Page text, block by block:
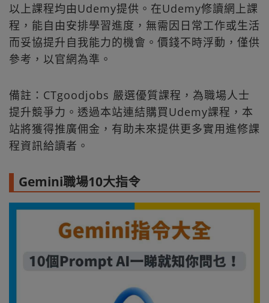
以上課程均由Udemy提供。在Udemy修讀網上課
程，能自由安排學習進度，無需因日常工作或生活
而妥協提升自我能力的機會。價錢不時浮動，僅供
參考，以官網為準。
備註：CTgoodjobs 嚴選優質課程，為職場人士
提升競爭力。透過本站連結購買Udemy課程，本
站將獲得推廣佣金，有助未來提供更多實用進修課
程資訊給讀者。
Gemini職場10大指令